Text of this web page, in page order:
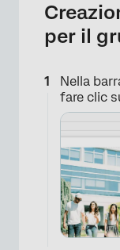
per il
Nella
fare clic